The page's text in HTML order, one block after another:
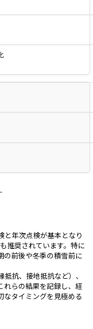
と年次点検が基本となり
推奨されています。特に
の前後や冬季の積雪前に
抗、接地抵抗など）、
れらの結果を記録し、経
なタイミングを見極める